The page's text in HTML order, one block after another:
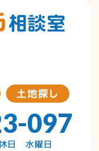
土地探し
097
日 水曜日